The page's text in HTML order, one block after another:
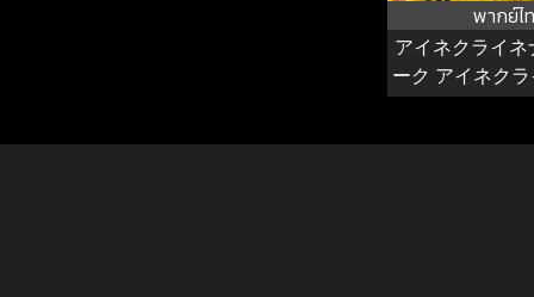
พากย์ไ
アイネクライ
ーク アイネク
ムジー